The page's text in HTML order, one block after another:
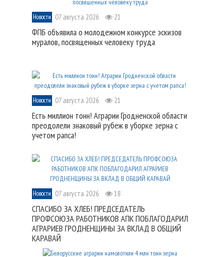
Новости 07 августа 2026 21
ФПБ объявила о молодежном конкурсе эскизов
муралов, посвященных человеку труда
Новости 07 августа 2026 21
Есть миллион тонн! Аграрии Гродненской области
преодолели знаковый рубеж в уборке зерна с
учетом рапса!
Новости 07 августа 2026 18
СПАСИБО ЗА ХЛЕБ! ПРЕДСЕДАТЕЛЬ
ПРОФСОЮЗА РАБОТНИКОВ АПК ПОБЛАГОДАРИЛ
АГРАРИЕВ ГРОДНЕНЩИНЫ ЗА ВКЛАД В ОБЩИЙ
КАРАВАЙ